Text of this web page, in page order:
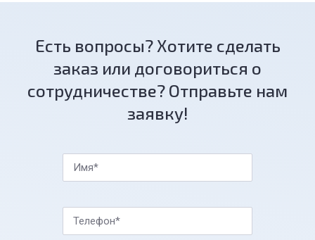
Есть вопросы? Хотите сделать
заказ или договориться о
сотрудничестве? Отправьте нам
заявку!
Имя*
Телефон*